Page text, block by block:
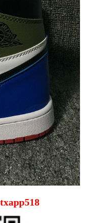
H...
灰白 莆田AJ1低帮
灰白 AJ1 乔1 低帮
原鞋开模 拒绝公底 购...
震气垫#耐克Nike Air
扣碎篮板